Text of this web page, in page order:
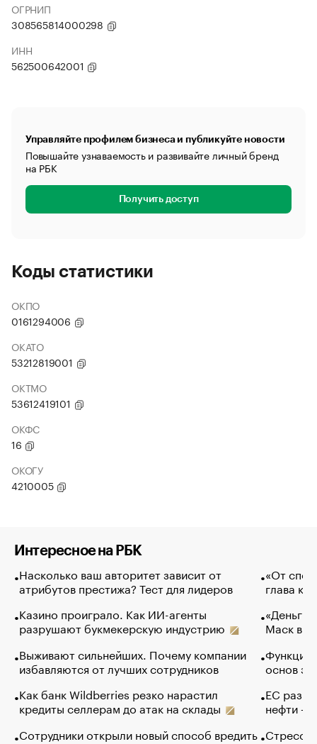
ОГРНИП
308565814000298
ИНН
562500642001
Управляйте профилем бизнеса и публикуйте новости
Повышайте узнаваемость и развивайте личный бренд
на РБК
Получить доступ
Коды статистики
ОКПО
0161294006
ОКАТО
53212819001
ОКТМО
53612419101
ОКФС
16
ОКОГУ
4210005
Интересное на РБК
Насколько ваш авторитет зависит от
атрибутов престижа? Тест для лидеров
Казино проиграло. Как ИИ-агенты
разрушают букмекерскую индустрию
Выживают сильнейших. Почему компании
избавляются от лучших сотрудников
Как банк Wildberries резко нарастил
кредиты селлерам до атак на склады
Сотрудники открыли новый способ вредить
«От
глава
«Деньги
Маск в
Функции
основ
ЕС
нефти —
Стресс